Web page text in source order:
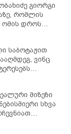
გიორგი
რომლის
ომის დროს
საბოტაჟით
ვინც
უნდა იცოდეს,
მიზეზი
სხვა
-